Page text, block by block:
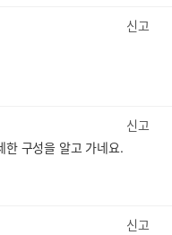
신고
신고
한 구성을 알고 가네요.
신고